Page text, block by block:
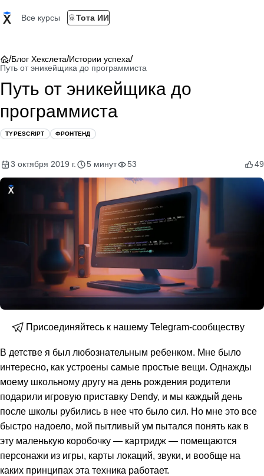
Все курсы Тота ИИ
/Блог Хекслета/Истории успеха/
Путь от эникейщика до программиста
Путь от эникейщика до
программиста
TYPESCRIPT ФРОНТЕНД
3 октября 2019 г. 5 минут 53 49
Присоединяйтесь к нашему Telegram-сообществу
В детстве я был любознательным ребенком. Мне было
интересно, как устроены самые простые вещи. Однажды
моему школьному другу на день рождения родители
подарили игровую приставку Dendy, и мы каждый день
после школы рубились в нее что было сил. Но мне это все
быстро надоело, мой пытливый ум пытался понять как в
эту маленькую коробочку — картридж — помещаются
персонажи из игры, карты локаций, звуки, и вообще на
каких принципах эта техника работает.